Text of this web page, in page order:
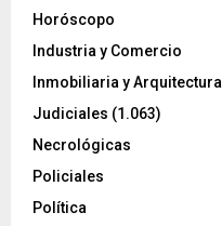
Horóscopo
Industria y Comercio
Inmobiliaria y Arquitectura
Judiciales (1.063)
Necrológicas
Policiales
Política